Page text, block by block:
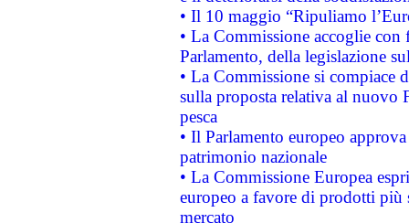
• Il 10 maggio “Ripuliamo
• La Commissione accoglie
Parlamento, della legislazione
• La Commissione si compiace
sulla proposta relativa al nuovo
pesca
• Il Parlamento europeo
patrimonio nazionale
• La Commissione Europea
europeo a favore di prodotti
mercato